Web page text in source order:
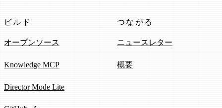
ビルド
オープンソース
Knowledge MCP
Director Mode Lite
つながる
ニュースレター
概要